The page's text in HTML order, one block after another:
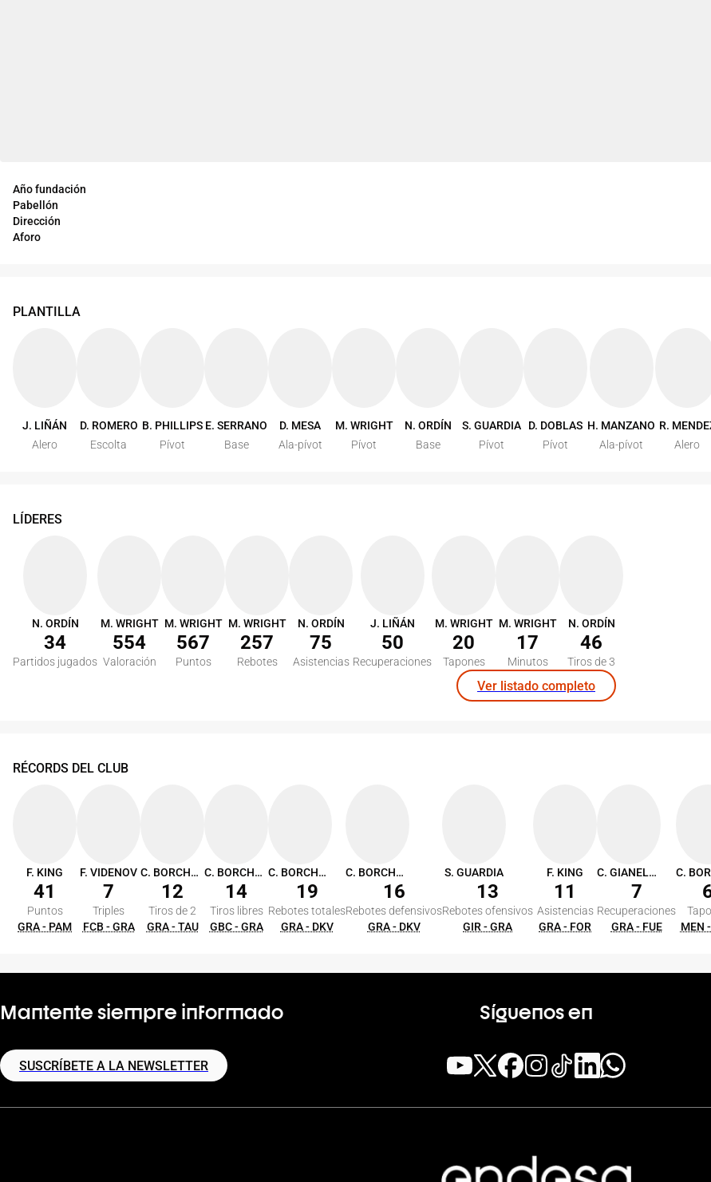
Año fundación
Pabellón
Dirección
Aforo
PLANTILLA
J. LIÑÁN
Alero
D. ROMERO
Escolta
B. PHILLIPS
Pívot
E. SERRANO
Base
D. MESA
Ala-pívot
M. WRIGHT
Pívot
N. ORDÍN
Base
S. GUARDIA
Pívot
D. DOBLAS
Pívot
H. MANZANO
Ala-pívot
R.
Alero
LÍDERES
N. ORDÍN
34
Partidos jugados
M. WRIGHT
554
Valoración
M. WRIGHT
567
Puntos
M. WRIGHT
257
Rebotes
N. ORDÍN
75
Asistencias
J. LIÑÁN
50
Recuperaciones
M. WRIGHT
20
Tapones
M. WRIGHT
17
Minutos
N. ORDÍN
46
Tiros de 3
Ver listado completo
RÉCORDS DEL CLUB
F. KING
41
Puntos
GRA - PAM
F. VIDENOV
7
Triples
FCB - GRA
C. BORCHARDT
12
Tiros de 2
GRA - TAU
C. BORCHARDT
14
Tiros libres
GBC - GRA
C. BORCHARDT
19
Rebotes totales
GRA - DKV
C. BORCHARDT
16
Rebotes defensivos
GRA - DKV
S. GUARDIA
13
Rebotes ofensivos
GIR - GRA
F. KING
11
Asistencias
GRA - FOR
C. GIANELLA
7
Recuperaciones
GRA - FUE
MEN
Mantente siempre informado
SUSCRÍBETE A LA NEWSLETTER
Síguenos en